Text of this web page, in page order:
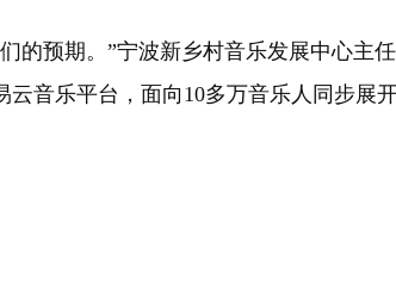
预期。”宁波新乡村音乐发展中心主
音乐平台，面向10多万音乐人同步展